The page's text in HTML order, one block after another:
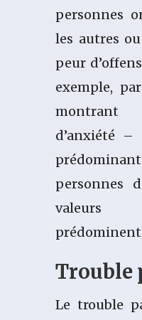
personnes
les autres
peur
exemple,
montrant
d’anxiété
personnes
Trouble
Le trouble